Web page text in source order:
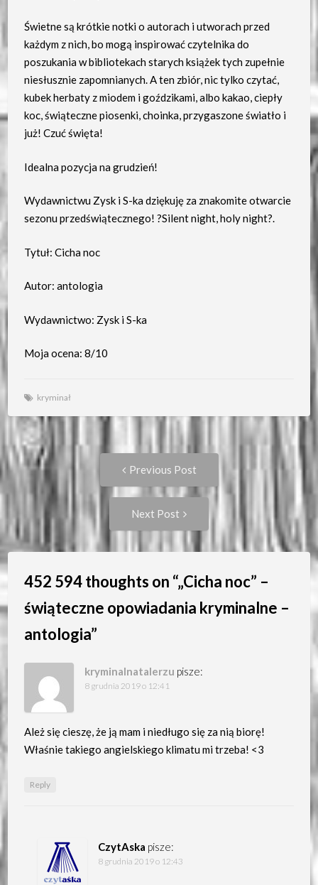
Świetne są krótkie notki o autorach i utworach przed
każdym z nich, bo mogą inspirować czytelnika do
poszukania w bibliotekach starych książek tych zupełnie
niesłusznie zapomnianych. A ten zbiór, nic tylko czytać,
kubek herbaty z miodem i goździkami, albo kakao, ciepły
koc, świąteczne piosenki, choinka, przygaszone światło i
już! Czuć święta!
Idealna pozycja na grudzień!
Wydawnictwu Zysk i S-ka dziękuję za znakomite otwarcie
sezonu przedświątecznego! ?Silent night, holy night?.
Tytuł: Cicha noc
Autor: antologia
Wydawnictwo: Zysk i S-ka
Moja ocena: 8/10
kryminał
Post
navigation
Previous Post
Next Post
Next
452 594 thoughts on “„Cicha noc” –
świąteczne opowiadania kryminalne –
antologia”
kryminalnatalerzu pisze:
8 grudnia 2019 o 12:41
Ależ się cieszę, że ją mam i niedługo się za nią biorę!
Właśnie takiego angielskiego klimatu mi trzeba! <3
Reply
CzytAska pisze:
8 grudnia 2019 o 12:43